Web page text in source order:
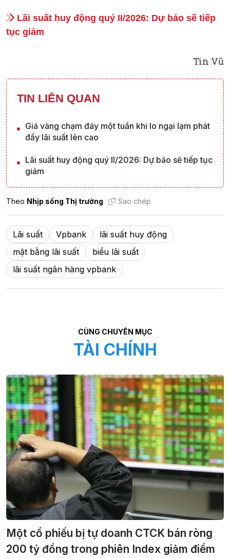
Lãi suất huy động quý II/2026: Dự báo sẽ tiếp
tục giảm
Tin Vũ
TIN LIÊN QUAN
Giá vàng chạm đáy một tuần khi lo ngại lạm phát
đẩy lãi suất lên cao
Lãi suất huy động quý II/2026: Dự báo sẽ tiếp tục
giảm
Theo Nhịp sống Thị trường Sao chép
Lãi suất Vpbank
lãi suất huy động
mặt bằng lãi suất
biểu lãi suất
lãi suất ngân hàng vpbank
CÙNG CHUYÊN MỤC
TÀI CHÍNH
Một cổ phiếu bị tự doanh CTCK bán ròng
200 tỷ đồng trong phiên Index giảm điểm